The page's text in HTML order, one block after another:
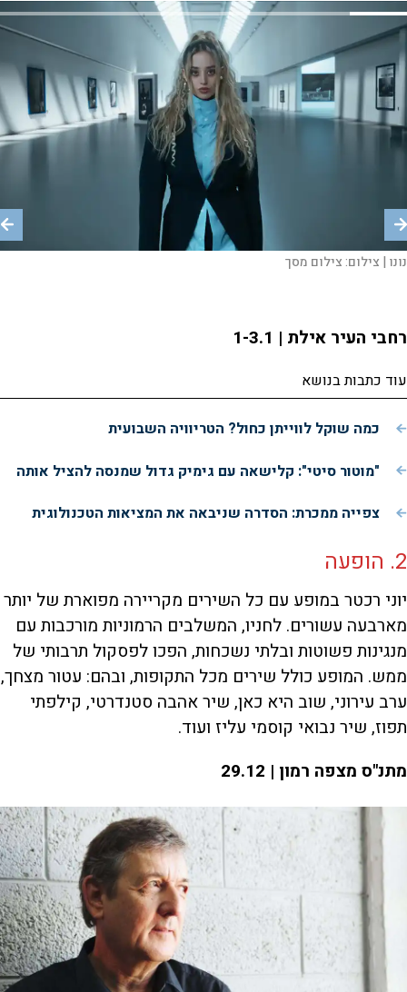
אלון עדר | צילום: אנצ'ו ג'וש, ג'יני תומר יוסף | צילום: בר שבתאי אסף אמדורסקי | צילום: נונו | צילום:צילום מסך
רחבי העיר אילת | 1-3.1
עוד כתבות בנושא
כמה שוקל לווייתן כחול? הטריוויה השבועית
"מוטור סיטי": קלישאה עם גימיק גדול שמנסה להציל אותה
צפייה ממכרת: הסדרה שניבאה את המציאות הטכנולוגית
2. הופעה
יוני רכטר במופע עם כל השירים מקריירה מפוארת של יותר
מארבעה עשורים. לחניו, המשלבים הרמוניות מורכבות עם
מנגינות פשוטות ובלתי נשכחות, הפכו לפסקול תרבותי של
ממש. המופע כולל שירים מכל התקופות, ובהם: עטור מצחך,
ערב עירוני, שוב היא כאן, שיר אהבה סטנדרטי, קילפתי
תפוז, שיר נבואי קוסמי עליז ועוד.
מתנ"ס מצפה רמון | 29.12